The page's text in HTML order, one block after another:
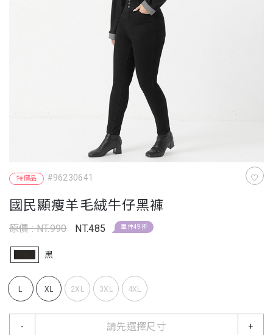
特價品 #96230641
國民顯瘦羊毛絨牛仔黑褲
原價 : NT.990 NT.485 單件49折
黑
L XL 2XL 3XL 4XL
請先選擇尺寸
- +